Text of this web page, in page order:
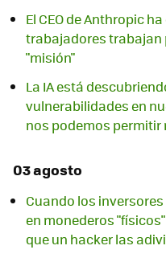
El CEO de Anthropic
trabajadores trabajan
"misión"
La IA está
vulnerabilidades en
nos podemos
03 agosto
Cuando los
en monederos
que un hacker las